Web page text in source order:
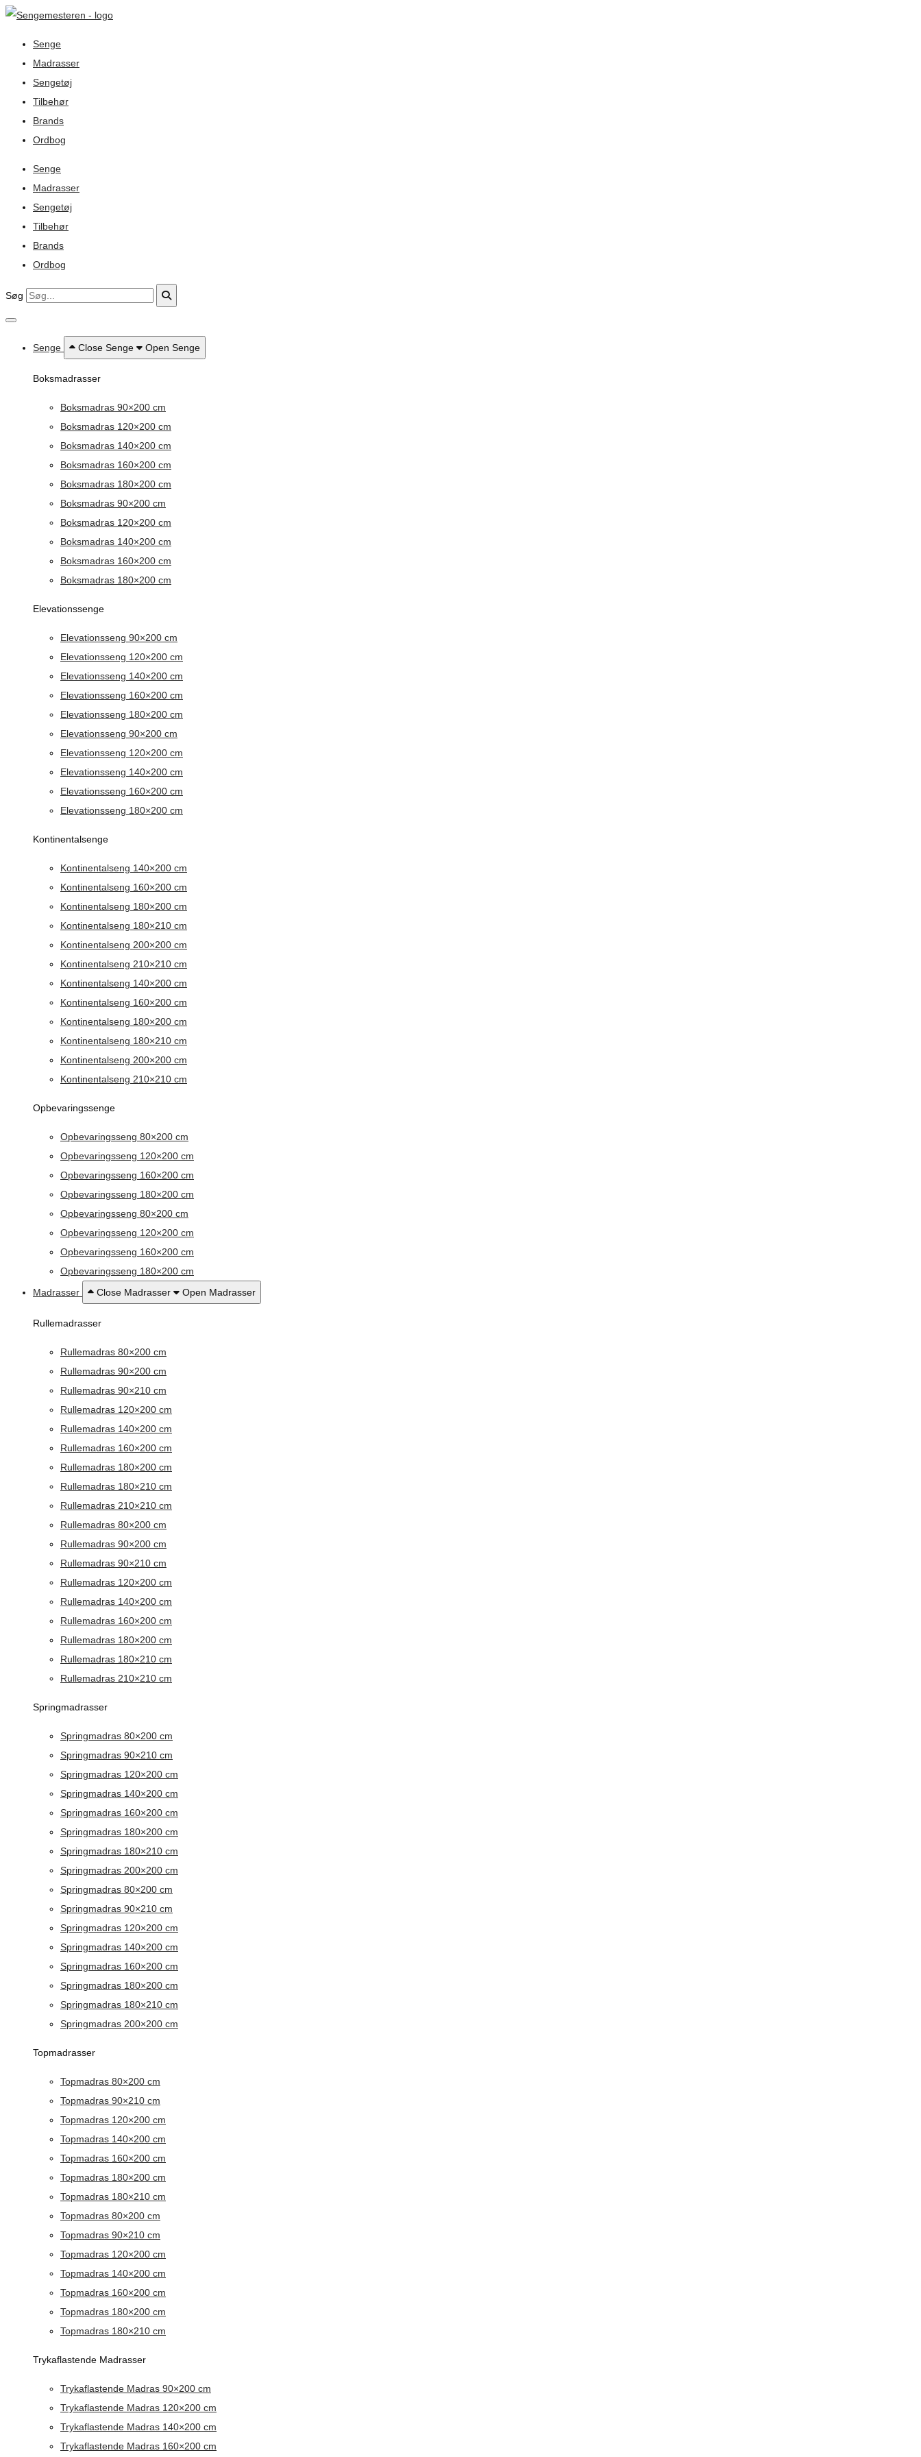
Senge
Madrasser
Sengetøj
Tilbehør
Brands
Ordbog
Senge
Madrasser
Sengetøj
Tilbehør
Brands
Ordbog
Søg
Senge Close Senge Open Senge
Boksmadrasser
Boksmadras 90×200 cm
Boksmadras 120×200 cm
Boksmadras 140×200 cm
Boksmadras 160×200 cm
Boksmadras 180×200 cm
Boksmadras 90×200 cm
Boksmadras 120×200 cm
Boksmadras 140×200 cm
Boksmadras 160×200 cm
Boksmadras 180×200 cm
Elevationssenge
Elevationsseng 90×200 cm
Elevationsseng 120×200 cm
Elevationsseng 140×200 cm
Elevationsseng 160×200 cm
Elevationsseng 180×200 cm
Elevationsseng 90×200 cm
Elevationsseng 120×200 cm
Elevationsseng 140×200 cm
Elevationsseng 160×200 cm
Elevationsseng 180×200 cm
Kontinentalsenge
Kontinentalseng 140×200 cm
Kontinentalseng 160×200 cm
Kontinentalseng 180×200 cm
Kontinentalseng 180×210 cm
Kontinentalseng 200×200 cm
Kontinentalseng 210×210 cm
Kontinentalseng 140×200 cm
Kontinentalseng 160×200 cm
Kontinentalseng 180×200 cm
Kontinentalseng 180×210 cm
Kontinentalseng 200×200 cm
Kontinentalseng 210×210 cm
Opbevaringssenge
Opbevaringsseng 80×200 cm
Opbevaringsseng 120×200 cm
Opbevaringsseng 160×200 cm
Opbevaringsseng 180×200 cm
Opbevaringsseng 80×200 cm
Opbevaringsseng 120×200 cm
Opbevaringsseng 160×200 cm
Opbevaringsseng 180×200 cm
Madrasser
Close Madrasser Open Madrasser
Rullemadrasser
Rullemadras 80×200 cm
Rullemadras 90×200 cm
Rullemadras 90×210 cm
Rullemadras 120×200 cm
Rullemadras 140×200 cm
Rullemadras 160×200 cm
Rullemadras 180×200 cm
Rullemadras 180×210 cm
Rullemadras 210×210 cm
Rullemadras 80×200 cm
Rullemadras 90×200 cm
Rullemadras 90×210 cm
Rullemadras 120×200 cm
Rullemadras 140×200 cm
Rullemadras 160×200 cm
Rullemadras 180×200 cm
Rullemadras 180×210 cm
Rullemadras 210×210 cm
Springmadrasser
Springmadras 80×200 cm
Springmadras 90×210 cm
Springmadras 120×200 cm
Springmadras 140×200 cm
Springmadras 160×200 cm
Springmadras 180×200 cm
Springmadras 180×210 cm
Springmadras 200×200 cm
Springmadras 80×200 cm
Springmadras 90×210 cm
Springmadras 120×200 cm
Springmadras 140×200 cm
Springmadras 160×200 cm
Springmadras 180×200 cm
Springmadras 180×210 cm
Springmadras 200×200 cm
Topmadrasser
Topmadras 80×200 cm
Topmadras 90×210 cm
Topmadras 120×200 cm
Topmadras 140×200 cm
Topmadras 160×200 cm
Topmadras 180×200 cm
Topmadras 180×210 cm
Topmadras 80×200 cm
Topmadras 90×210 cm
Topmadras 120×200 cm
Topmadras 140×200 cm
Topmadras 160×200 cm
Topmadras 180×200 cm
Topmadras 180×210 cm
Trykaflastende Madrasser
Trykaflastende Madras 90×200 cm
Trykaflastende Madras 120×200 cm
Trykaflastende Madras 140×200 cm
Trykaflastende Madras 160×200 cm